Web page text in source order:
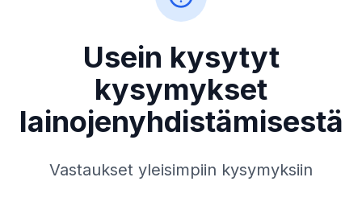
Usein kysytyt
kysymykset
lainojenyhdistämisestä
Vastaukset yleisimpiin kysymyksiin